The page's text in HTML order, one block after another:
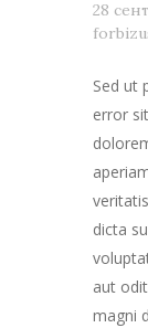
28
Sed ut
error
dicta
aut
magni